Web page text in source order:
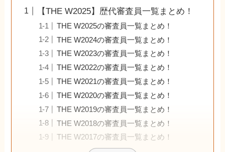
【THE W2025】歴代審査員一覧まとめ！
THE W2025の審査員一覧まとめ！
THE W2024の審査員一覧まとめ！
THE W2023の審査員一覧まとめ！
THE W2022の審査員一覧まとめ！
THE W2021の審査員一覧まとめ！
THE W2020の審査員一覧まとめ！
THE W2019の審査員一覧まとめ！
THE W2018の審査員一覧まとめ！
THE W2017の審査員一覧まとめ！